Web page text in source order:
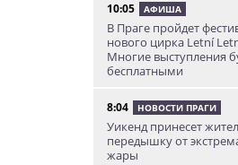
10:05 АФИША
В Праге пройдет
нового цирка Letní
Многие выступления
бесплатными
8:04 НОВОСТИ ПРАГИ
Уикенд принесет
передышку от
жары